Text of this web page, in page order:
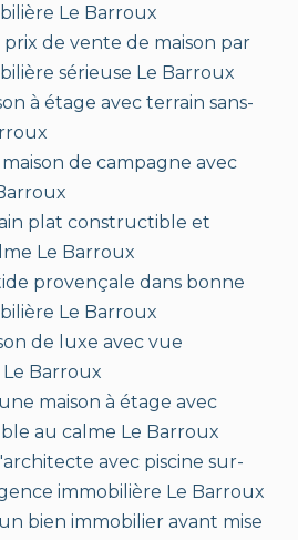
Le Barroux
de vente de maison par
sérieuse Le Barroux
à étage avec terrain sans-
de campagne avec
plat constructible et
Le Barroux
provençale dans bonne
Le Barroux
de luxe avec vue
Barroux
maison à étage avec
au calme Le Barroux
avec piscine sur-
immobilière Le Barroux
bien immobilier avant mise